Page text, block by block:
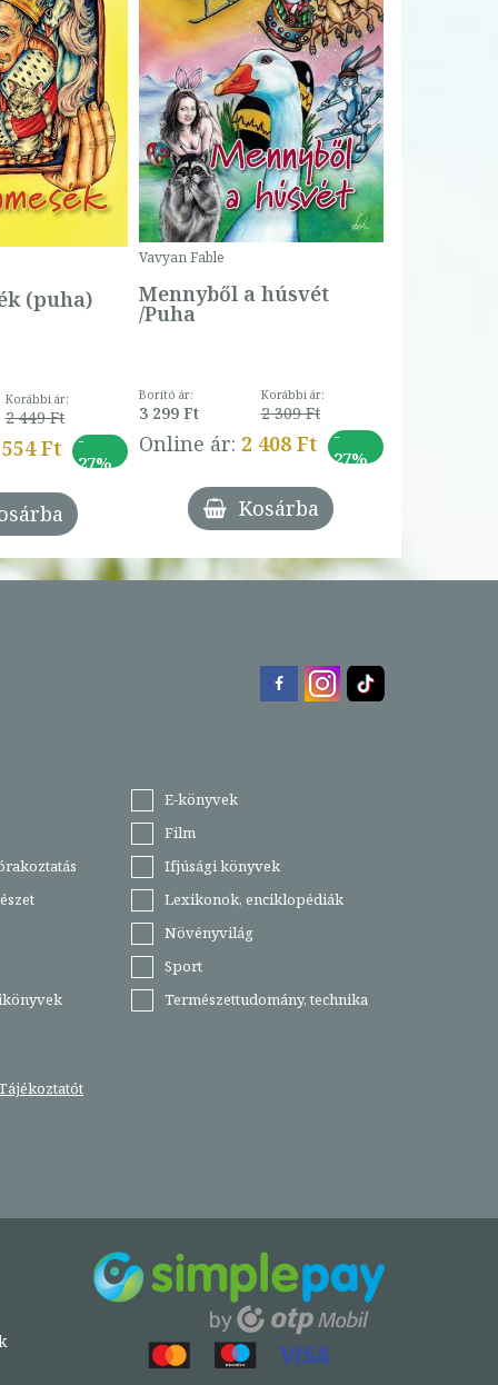
(puha)
Korábbi ár:
2 449 Ft
Ft
-
27%
Vavyan Fable
Mennyből a húsvét
/Puha
Borító ár:
3 299 Ft
Korábbi ár:
2 309 Ft
Online ár: 2 408 Ft
-
27%
Kosárba
E-könyvek
Film
Ifjúsági könyvek
Lexikonok, enciklopédiák
Növényvilág
Sport
Természettudomány, technika